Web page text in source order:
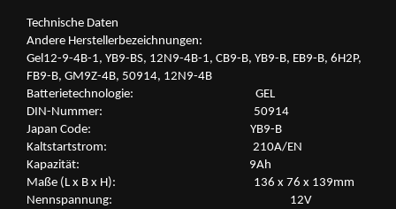
Tech­ni­sche Daten
An­de­re Her­stel­ler­be­zeich­nun­gen:
Gel12-​9-4B-1, YB9-​BS, 12N9-​4B-1, CB9-B, YB9-B, EB9-B, 6H2P,
FB9-B, GM9Z-​4B, 50914, 12N9-​4B
Bat­te­rie­tech­no­lo­gie: GEL
DIN-​Nummer: 50914
Japan Code: YB9-B
Kalt­start­strom: 210A/EN
Ka­pa­zi­tät: 9Ah
Maße (L x B x H): 136 x 76 x 139mm
Nenn­span­nung: 12V